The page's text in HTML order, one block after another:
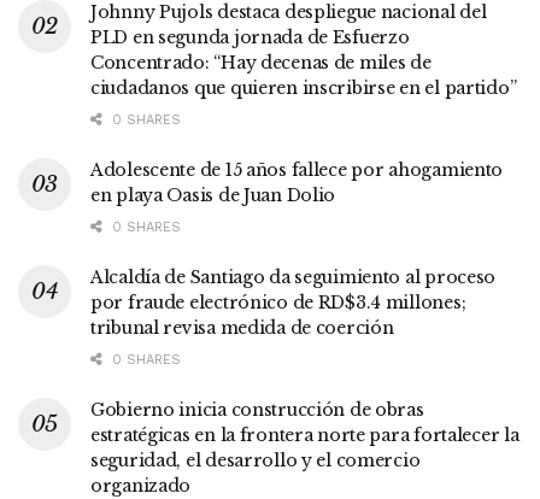
Johnny Pujols destaca despliegue nacional del
PLD en segunda jornada de Esfuerzo
Concentrado: “Hay decenas de miles de
ciudadanos que quieren inscribirse en el partido”
0 SHARES
Adolescente de 15 años fallece por ahogamiento
en playa Oasis de Juan Dolio
0 SHARES
Alcaldía de Santiago da seguimiento al proceso
por fraude electrónico de RD$3.4 millones;
tribunal revisa medida de coerción
0 SHARES
Gobierno inicia construcción de obras
estratégicas en la frontera norte para fortalecer la
seguridad, el desarrollo y el comercio
organizado